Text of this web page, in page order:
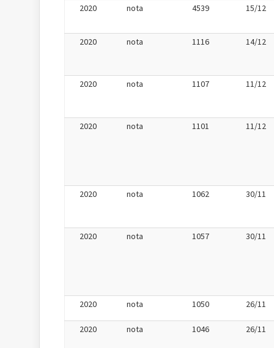
2020 nota 4539 15/12
2020 nota 1116 14/12
2020 nota 1107 11/12
2020 nota 1101 11/12
2020 nota 1062 30/11
2020 nota 1057 30/11
2020 nota 1050 26/11
2020 nota 1046 26/11